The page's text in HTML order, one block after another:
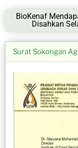
BioKenaf
Disahkan
Surat Sokongan